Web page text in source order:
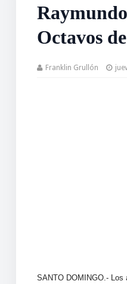
Octavos
Franklin Grullón
SANTO DOMINGO.- Los